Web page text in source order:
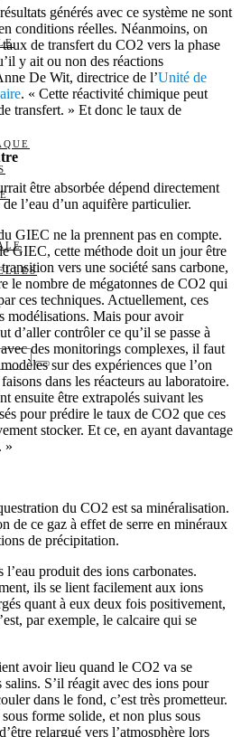
générés avec ce système ne sont
conditions réelles. Néanmoins, on
de transfert du CO2 vers la phase
y ait ou non des réactions
De Wit, directrice de l’Unité de
. « Cette réactivité chimique peut
transfert. » Et donc le taux de
être absorbée dépend directement
l’eau d’un aquifère particulier.
GIEC ne la prennent pas en compte.
GIEC, cette méthode doit un jour être
vers une société sans carbone,
le nombre de mégatonnes de CO2 qui
ces techniques. Actuellement, ces
modélisations. Mais pour avoir
d’aller contrôler ce qu’il se passe à
des monitorings complexes, il faut
sur des expériences que l’on
dans les réacteurs au laboratoire.
ensuite être extrapolés suivant les
pour prédire le taux de CO2 que ces
stocker. Et ce, en ayant davantage
»
du CO2 est sa minéralisation.
de ce gaz à effet de serre en minéraux
de précipitation.
produit des ions carbonates.
ils se lient facilement aux ions
quant à eux deux fois positivement,
par exemple, le calcaire qui se
avoir lieu quand le CO2 va se
S’il réagit avec des ions pour
dans le fond, c’est très prometteur.
forme solide, et non plus sous
relargué vers l’atmosphère lors